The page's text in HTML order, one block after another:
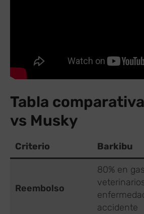
Tabla
vs Musky
Criterio Barkibu
Reembolso
80% en
accidente